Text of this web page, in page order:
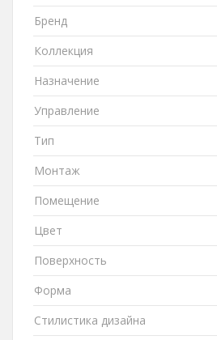
Бренд
Коллекция
Назначение
Управление
Тип
Монтаж
Помещение
Цвет
Поверхность
Форма
Стилистика дизайна